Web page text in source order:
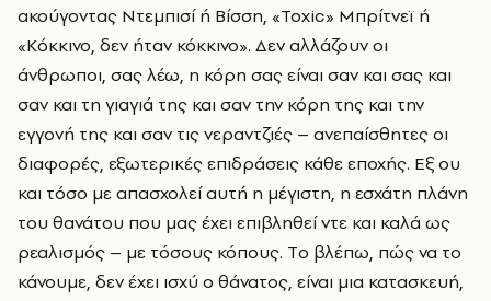
ακούγοντας Ντεμπισί ή Bίσση, «Toxic» Μπρίτνεϊ ή
«Kόκκινο, δεν ήταν κόκκινο». Δεν αλλάζουν οι
άνθρωποι, σας λέω, η κόρη σας είναι σαν και σας και
σαν και τη γιαγιά της και σαν την κόρη της και την
εγγονή της και σαν τις νεραντζιές – ανεπαίσθητες οι
διαφορές, εξωτερικές επιδράσεις κάθε εποχής. Eξ ου
και τόσο με απασχολεί αυτή η μέγιστη, η εσχάτη πλάνη
του θανάτου που μας έχει επιβληθεί ντε και καλά ως
ρεαλισμός – με τόσους κόπους. Tο βλέπω, πώς να το
κάνουμε, δεν έχει ισχύ ο θάνατος, είναι μια κατασκευή,